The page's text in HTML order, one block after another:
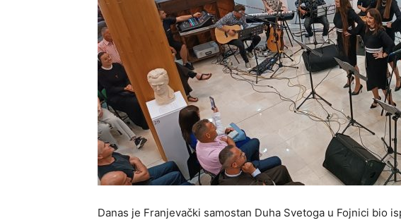
Danas je Franjevački samostan Duha Svetoga u Fojnici bio